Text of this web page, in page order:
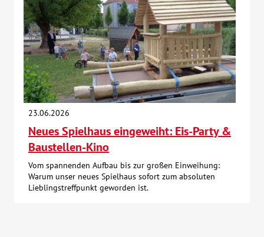
23.06.2026
Neues Spielhaus eingeweiht: Eis-Party &
Baustellen-Kino
Vom spannenden Aufbau bis zur großen Einweihung:
Warum unser neues Spielhaus sofort zum absoluten
Lieblingstreffpunkt geworden ist.